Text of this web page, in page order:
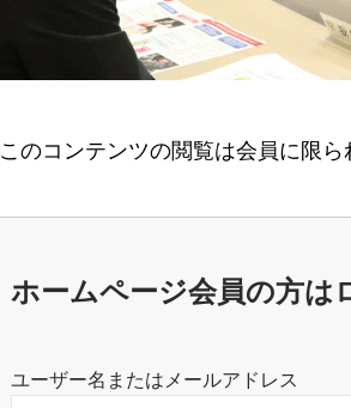
このコンテンツの閲覧は会員に限
ホームページ会員の方は
ユーザー名またはメールアドレス